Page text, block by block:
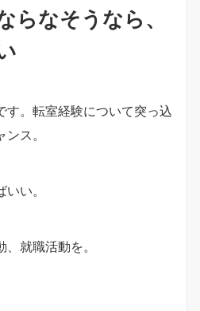
らなそうなら、
す。転室経験について突っ込
ス。
い。
就職活動を。